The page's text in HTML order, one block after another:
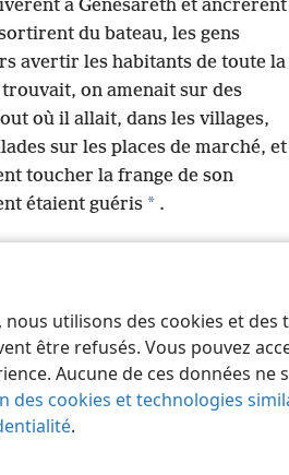
utilisons des cookies et
être refusés. Vous pouvez
Aucune de ces données
des cookies et technologies
.
à Génésareth et ancrèrent
du bateau, les gens
avertir les habitants de toute la
on amenait sur des
où il allait, dans les villages,
sur les places de marché, et
toucher la frange de son
étaient guéris * .
Conditions d’utilisation